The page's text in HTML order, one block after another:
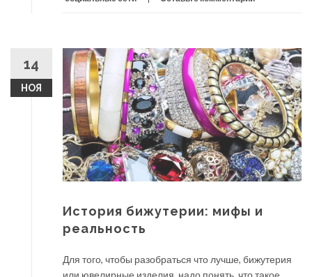
14
НОЯ
История бижутерии: мифы и
реальность
Для того, чтобы разобраться что лучше, бижутерия